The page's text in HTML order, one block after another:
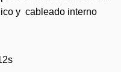
y cableado interno